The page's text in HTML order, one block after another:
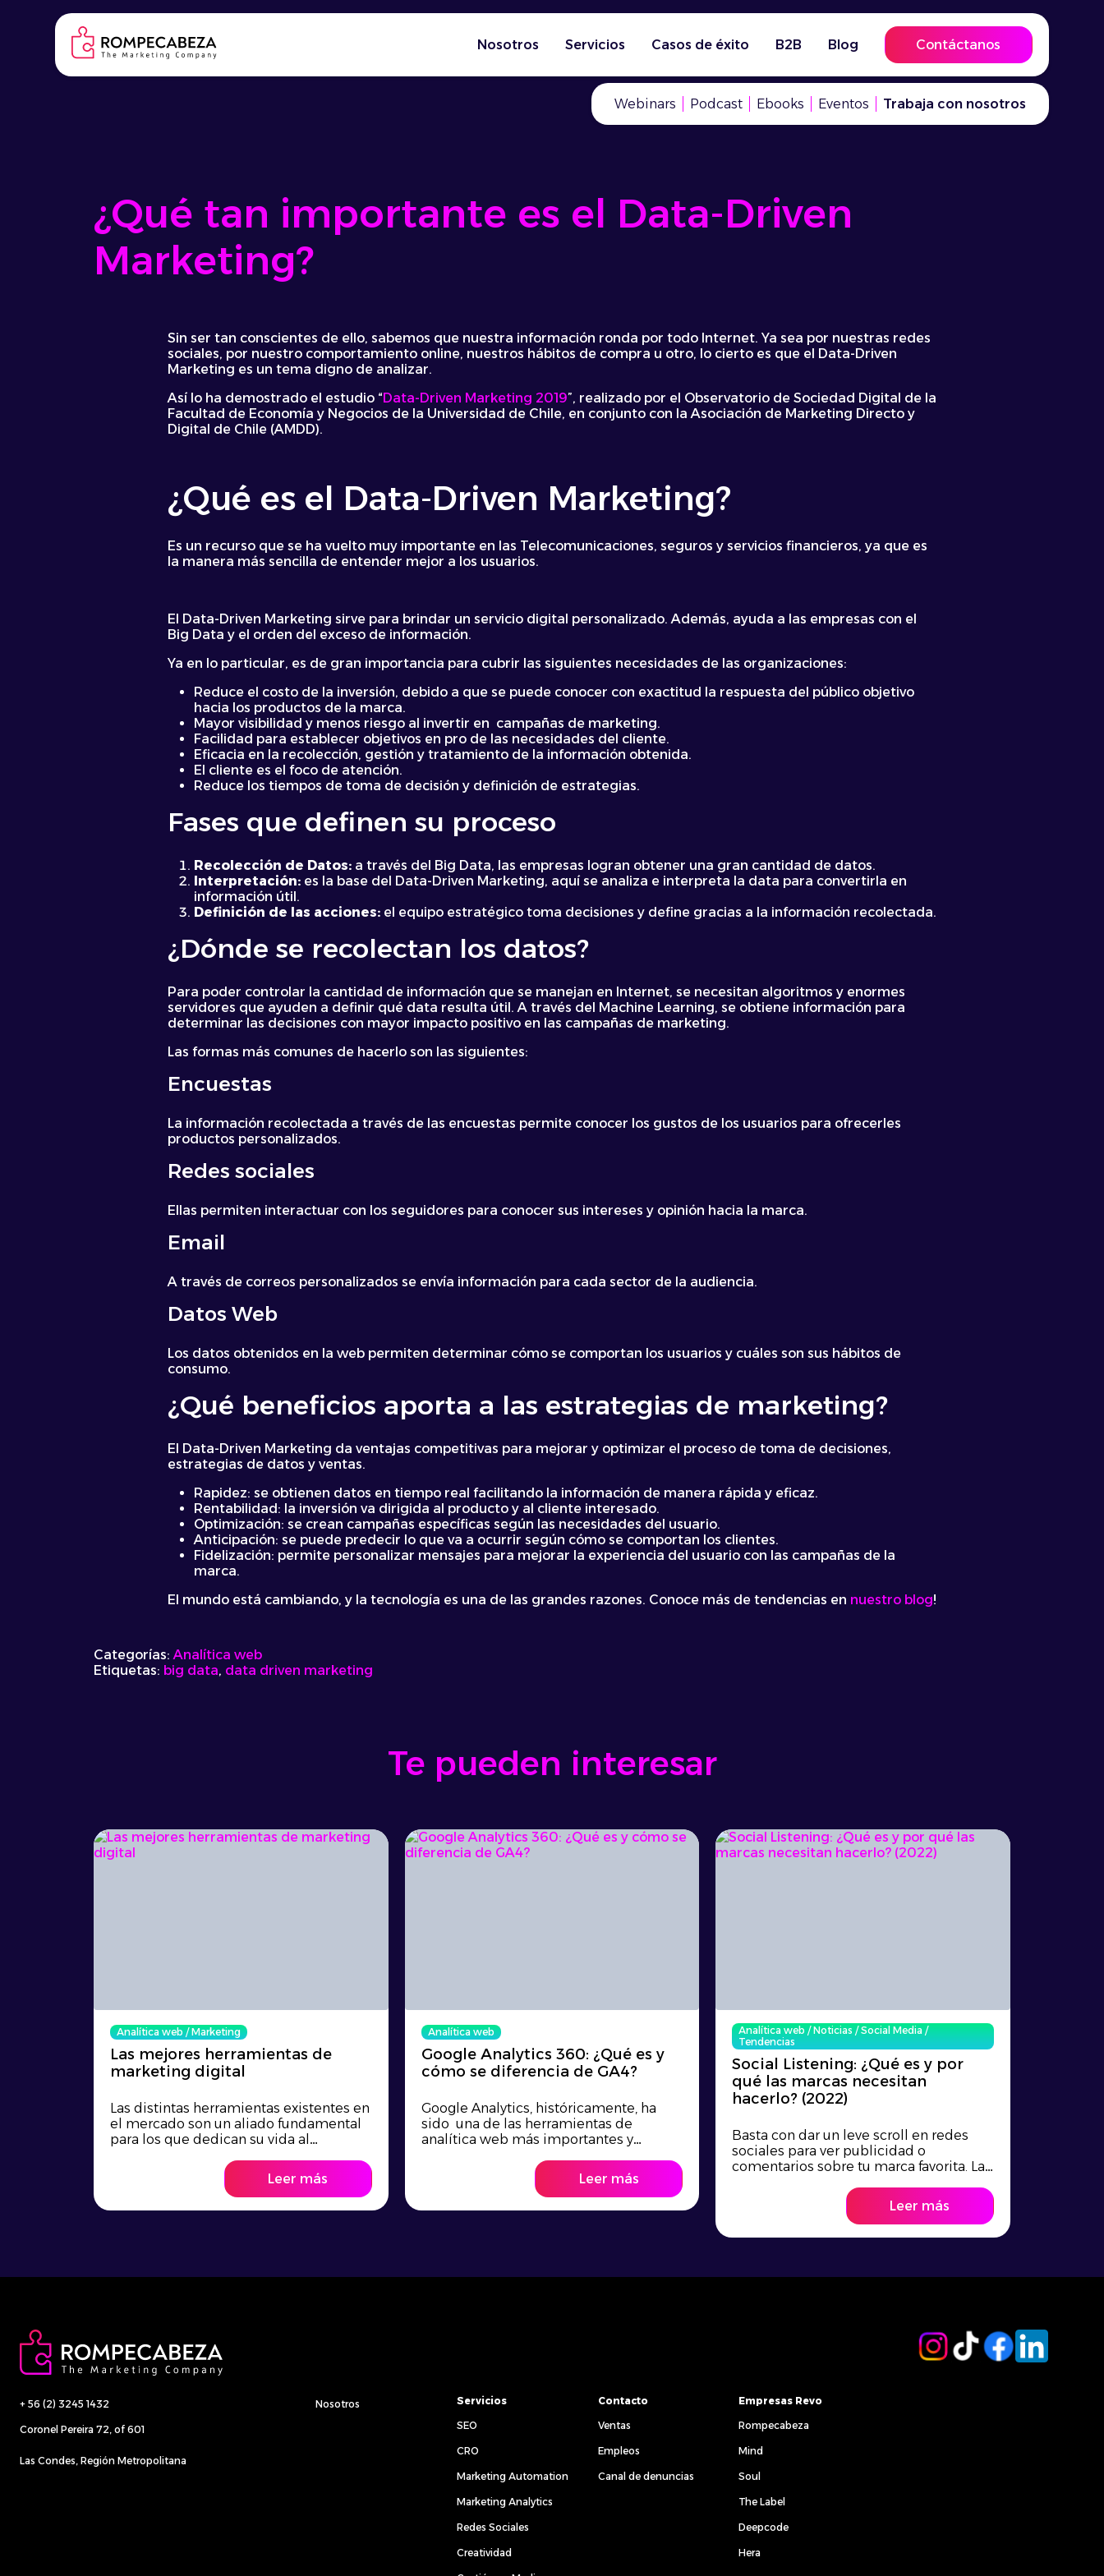
Nosotros Servicios Casos de éxito B2B Blog Contáctanos
Webinars Podcast Ebooks Eventos Trabaja con nosotros
¿Qué tan importante es el Data-Driven
Marketing?
Sin ser tan conscientes de ello, sabemos que nuestra información ronda por todo Internet. Ya sea por nuestras redes
sociales, por nuestro comportamiento online, nuestros hábitos de compra u otro, lo cierto es que el Data-Driven
Marketing es un tema digno de analizar.
Así lo ha demostrado el estudio “Data-Driven Marketing 2019”, realizado por el Observatorio de Sociedad Digital de la
Facultad de Economía y Negocios de la Universidad de Chile, en conjunto con la Asociación de Marketing Directo y
Digital de Chile (AMDD).
¿Qué es el Data-Driven Marketing?
Es un recurso que se ha vuelto muy importante en las Telecomunicaciones, seguros y servicios financieros, ya que es
la manera más sencilla de entender mejor a los usuarios.
El Data-Driven Marketing sirve para brindar un servicio digital personalizado. Además, ayuda a las empresas con el
Big Data y el orden del exceso de información.
Ya en lo particular, es de gran importancia para cubrir las siguientes necesidades de las organizaciones:
Reduce el costo de la inversión, debido a que se puede conocer con exactitud la respuesta del público objetivo
hacia los productos de la marca.
Mayor visibilidad y menos riesgo al invertir en campañas de marketing.
Facilidad para establecer objetivos en pro de las necesidades del cliente.
Eficacia en la recolección, gestión y tratamiento de la información obtenida.
El cliente es el foco de atención.
Reduce los tiempos de toma de decisión y definición de estrategias.
Fases que definen su proceso
Recolección de Datos: a través del Big Data, las empresas logran obtener una gran cantidad de datos.
Interpretación: es la base del Data-Driven Marketing, aquí se analiza e interpreta la data para convertirla en
información útil.
Definición de las acciones: el equipo estratégico toma decisiones y define gracias a la información recolectada.
¿Dónde se recolectan los datos?
Para poder controlar la cantidad de información que se manejan en Internet, se necesitan algoritmos y enormes
servidores que ayuden a definir qué data resulta útil. A través del Machine Learning, se obtiene información para
determinar las decisiones con mayor impacto positivo en las campañas de marketing.
Las formas más comunes de hacerlo son las siguientes:
Encuestas
La información recolectada a través de las encuestas permite conocer los gustos de los usuarios para ofrecerles
productos personalizados.
Redes sociales
Ellas permiten interactuar con los seguidores para conocer sus intereses y opinión hacia la marca.
Email
A través de correos personalizados se envía información para cada sector de la audiencia.
Datos Web
Los datos obtenidos en la web permiten determinar cómo se comportan los usuarios y cuáles son sus hábitos de
consumo.
¿Qué beneficios aporta a las estrategias de marketing?
El Data-Driven Marketing da ventajas competitivas para mejorar y optimizar el proceso de toma de decisiones,
estrategias de datos y ventas.
Rapidez: se obtienen datos en tiempo real facilitando la información de manera rápida y eficaz.
Rentabilidad: la inversión va dirigida al producto y al cliente interesado.
Optimización: se crean campañas específicas según las necesidades del usuario.
Anticipación: se puede predecir lo que va a ocurrir según cómo se comportan los clientes.
Fidelización: permite personalizar mensajes para mejorar la experiencia del usuario con las campañas de la
marca.
El mundo está cambiando, y la tecnología es una de las grandes razones. Conoce más de tendencias en nuestro blog!
Categorías:Analítica web
Etiquetas: big data, data driven marketing
Te pueden interesar
Analítica web/Marketing
Las mejores herramientas de
marketing digital
Las distintas herramientas existentes en
el mercado son un aliado fundamental
para los que dedican su vida al
armado de estrategias, la
implementación y hasta la medición.
Existen distintas herramientas que
nombrar […]
Leer más
Analítica web
Google Analytics 360: ¿Qué es y
cómo se diferencia de GA4?
Google Analytics, históricamente, ha
sido una de las herramientas de
analítica web más importantes y
decisiones muy objetivas y conocer el
comportamiento de los usuarios dentro
de la web. Es por esto, que es una de las
Leer más
Analítica web/Noticias/Social Media/
Tendencias
Social Listening: ¿Qué es y por
qué las marcas necesitan
hacerlo? (2022)
Basta con dar un leve scroll en redes
sociales para ver publicidad o
comentarios sobre tu marca favorita. La
por completo el modelo de negocio y la
relación entre marca y cliente. Hoy en
día, el 62,5% de la población mundial
Leer más
Nosotros
Servicios
SEO
CRO
Marketing Automation
Marketing Analytics
Redes Sociales
Creatividad
Contacto
Ventas
Empleos
Canal de denuncias
Empresas Revo
Rompecabeza
Mind
Soul
The Label
Deepcode
Hera
+ 56 (2) 3245 1432
Coronel Pereira 72, of 601
Las Condes, Región Metropolitana